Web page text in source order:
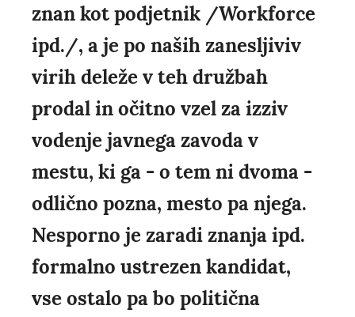
znan kot podjetnik /Workforce
ipd./, a je po naših zanesljiviv
virih deleže v teh družbah
prodal in očitno vzel za izziv
vodenje javnega zavoda v
mestu, ki ga - o tem ni dvoma -
odlično pozna, mesto pa njega.
Nesporno je zaradi znanja ipd.
formalno ustrezen kandidat,
vse ostalo pa bo politična